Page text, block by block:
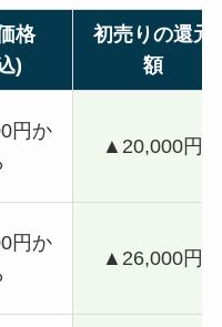
格
)
初売りの還元
額
円か
▲20,000円
円か
▲26,000円